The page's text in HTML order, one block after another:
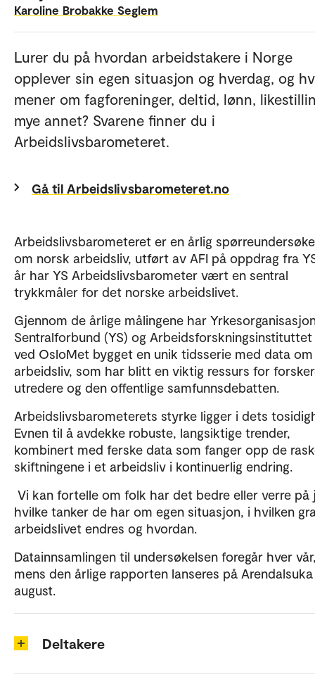
Karoline Brobakke Seglem
Lurer du på hvordan arbeidstakere i Norge
opplever sin egen situasjon og hverdag, og
mener om fagforeninger, deltid, lønn,
mye annet? Svarene finner du i
Arbeidslivsbarometeret.
Gå til Arbeidslivsbarometeret.no
Arbeidslivsbarometeret er en årlig
om norsk arbeidsliv, utført av AFI på oppdrag fra
år har YS Arbeidslivsbarometer vært en sentral
trykkmåler for det norske arbeidslivet.
Gjennom de årlige målingene har
Sentralforbund (YS) og Arbeidsforskningsinstituttet
ved OsloMet bygget en unik tidsserie med data
arbeidsliv, som har blitt en viktig ressurs for
utredere og den offentlige samfunnsdebatten.
Arbeidslivsbarometerets styrke ligger i dets
Evnen til å avdekke robuste, langsiktige trender,
kombinert med ferske data som fanger opp de
skiftningene i et arbeidsliv i kontinuerlig endring.
Vi kan fortelle om folk har det bedre eller verre på
hvilke tanker de har om egen situasjon, i hvilken
arbeidslivet endres og hvordan.
Datainnsamlingen til undersøkelsen foregår hver
mens den årlige rapporten lanseres på
august.
Deltakere